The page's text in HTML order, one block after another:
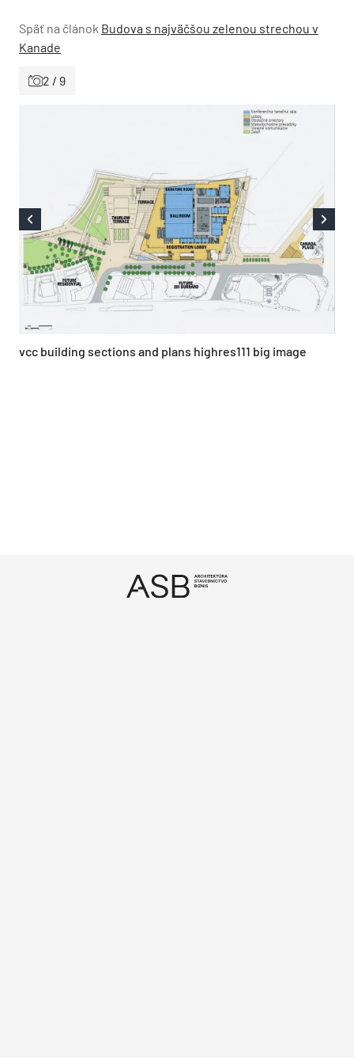
Späť na článok Budova s najväčšou zelenou strechou v
Kanade
2 / 9
vcc building sections and plans highres111 big image